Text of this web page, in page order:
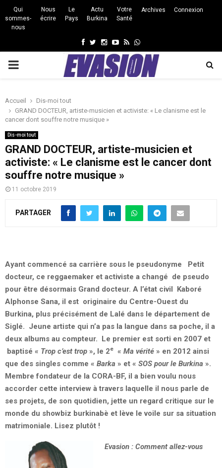
Qui
sommes-
nous
Nous
écrire
Le
Pays
Actu
Burkina
Votre
Santé
Archives Connexion
Facebook
Twitter
Instagram
Youtube
RssWhatsapp
PRIMARY
Accueil
Dis-moi tout
GRAND DOCTEUR, artiste-musicien et activiste: « Le clanisme est le
cancer dont souffre notre musique »
Dis-moi tout
GRAND DOCTEUR, artiste-musicien et
activiste: « Le clanisme est le cancer dont
souffre notre musique »
11 octobre 2019
PARTAGER
Ayant commencé sa carrière sous le pseudonyme Petit
docteur, ce reggaemaker et activiste a changé de pseudo
pour être désormais Grand docteur. A l’état civil Kaboré
Alphonse Sana, il est originaire du Centre-Ouest du
Burkina, plus précisément de Lalé dans le département de
Siglé. Jeune artiste qui n’a pas la langue dans sa poche, il a
deux albums au compteur. Le premier est sorti en 2007 et
baptisé « Trop c’est trop », le 2e « Ma vérité » en 2012 ainsi
que des singles comme « Barka » et « SOS pour le Burkina ».
Membre fondateur de la CORA-BF, il a bien voulu nous
accorder cette interview à travers laquelle il nous parle de
ses projets, de son quotidien, jette un regard critique sur le
monde du showbiz burkinabè et lève le voile sur sa situation
matrimoniale. Lisez plutôt !
Evasion : Comment allez-vous